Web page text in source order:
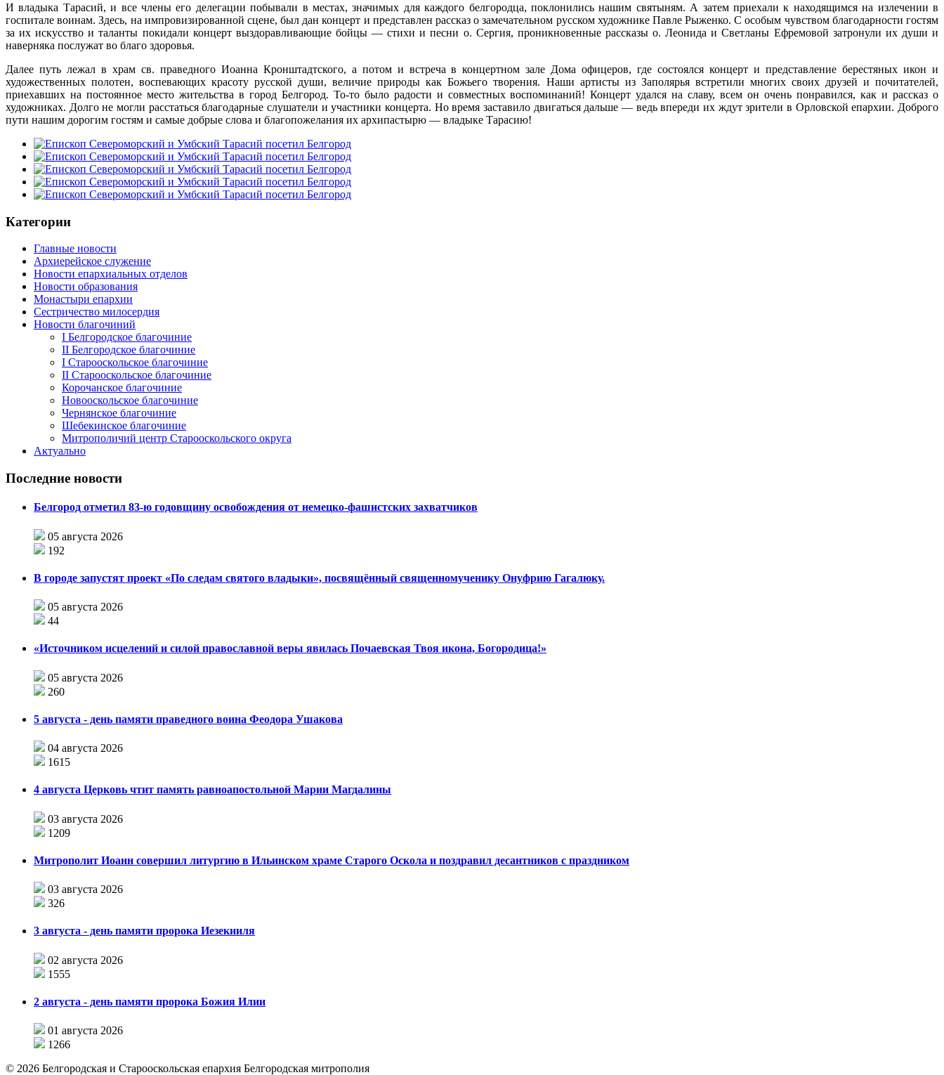
И владыка Тарасий, и все члены его делегации побывали в местах, значимых для каждого белгородца, поклонились нашим святыням. А затем приехали к находящимся на излечении в
госпитале воинам. Здесь, на импровизированной сцене, был дан концерт и представлен рассказ о замечательном русском художнике Павле Рыженко. С особым чувством благодарности гостям
за их искусство и таланты покидали концерт выздоравливающие бойцы — стихи и песни о. Сергия, проникновенные рассказы о. Леонида и Светланы Ефремовой затронули их души и
наверняка послужат во благо здоровья.
Далее путь лежал в храм св. праведного Иоанна Кронштадтского, а потом и встреча в концертном зале Дома офицеров, где состоялся концерт и представление берестяных икон и
художественных полотен, воспевающих красоту русской души, величие природы как Божьего творения. Наши артисты из Заполярья встретили многих своих друзей и почитателей,
приехавших на постоянное место жительства в город Белгород. То-то было радости и совместных воспоминаний! Концерт удался на славу, всем он очень понравился, как и рассказ о
художниках. Долго не могли расстаться благодарные слушатели и участники концерта. Но время заставило двигаться дальше — ведь впереди их ждут зрители в Орловской епархии. Доброго
пути нашим дорогим гостям и самые добрые слова и благопожелания их архипастырю — владыке Тарасию!
Категории
Главные новости
Архиерейское служение
Новости епархиальных отделов
Новости образования
Монастыри епархии
Сестричество милосердия
Новости благочиний
I Белгородское благочиние
II Белгородское благочиние
I Старооскольское благочиние
II Старооскольское благочиние
Корочанское благочиние
Новооскольское благочиние
Чернянское благочиние
Шебекинское благочиние
Митрополичий центр Старооскольского округа
Актуально
Последние новости
Белгород отметил 83-ю годовщину освобождения от немецко-фашистских захватчиков
05 августа 2026
192
В городе запустят проект «По следам святого владыки», посвящённый священномученику Онуфрию Гагалюку.
05 августа 2026
44
«Источником исцелений и силой православной веры явилась Почаевская Твоя икона, Богородица!»
05 августа 2026
260
5 августа - день памяти праведного воина Феодора Ушакова
04 августа 2026
1615
4 августа Церковь чтит память равноапостольной Марии Магдалины
03 августа 2026
1209
Митрополит Иоанн совершил литургию в Ильинском храме Старого Оскола и поздравил десантников с праздником
03 августа 2026
326
3 августа - день памяти пророка Иезекииля
02 августа 2026
1555
2 августа - день памяти пророка Божия Илии
01 августа 2026
1266
© 2026 Белгородская и Старооскольская епархия Белгородская митрополия